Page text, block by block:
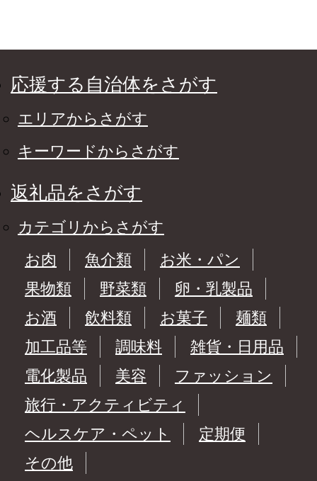
応援する自治体をさがす
エリアからさがす
キーワードからさがす
返礼品をさがす
カテゴリからさがす
お肉
魚介類
お米・パン
果物類
野菜類
卵・乳製品
お酒
飲料類 お菓子
麺類
加工品等
調味料
雑貨・日用品
電化製品
美容
ファッション
旅行・アクティビティ
ヘルスケア・ペット
定期便
その他